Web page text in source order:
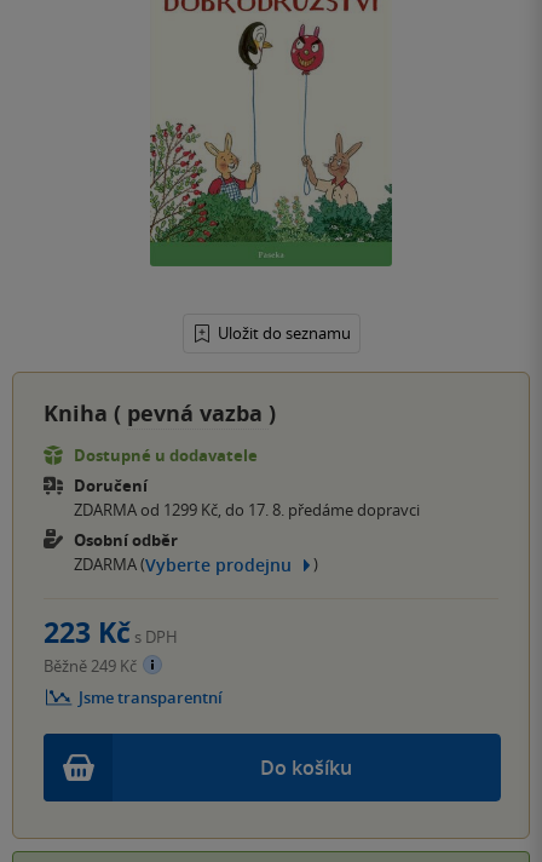
Uložit do seznamu
Kniha ( pevná vazba )
Dostupné u dodavatele
Doručení
ZDARMA od 1299 Kč, do 17. 8. předáme dopravci
Osobní odběr
ZDARMA (Vyberte prodejnu )
Do košíku
223 Kč s DPH
Běžně 249 Kč
Jsme transparentní